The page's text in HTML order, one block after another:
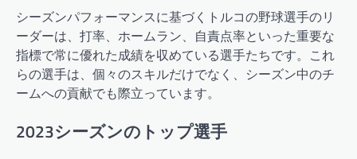
シーズンパフォーマンスに基づくトルコの野球選手のリ
ーダーは、打率、ホームラン、自責点率といった重要な
指標で常に優れた成績を収めている選手たちです。これ
らの選手は、個々のスキルだけでなく、シーズン中のチ
ームへの貢献でも際立っています。
2023シーズンのトップ選手